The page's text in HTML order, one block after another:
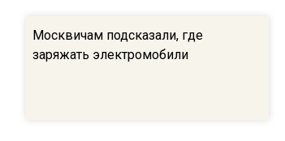
Москвичам подсказали, где
заряжать электромобили